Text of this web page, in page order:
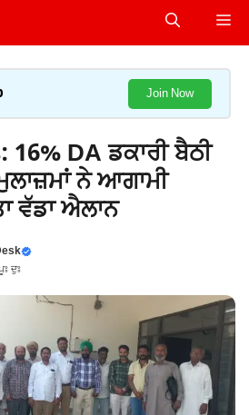
Join Now
DA ਡਕਾਰੀ ਬੈਠੀ
ਨੇ ਆਗਾਮੀ
ਵੱਡਾ ਐਲਾਨ
ਦੁਃ